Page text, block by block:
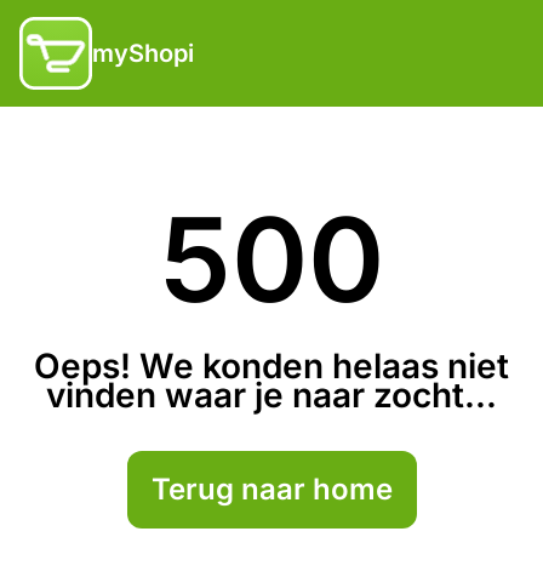
myShopi
500
Oeps! We konden helaas niet
vinden waar je naar zocht...
Terug naar home